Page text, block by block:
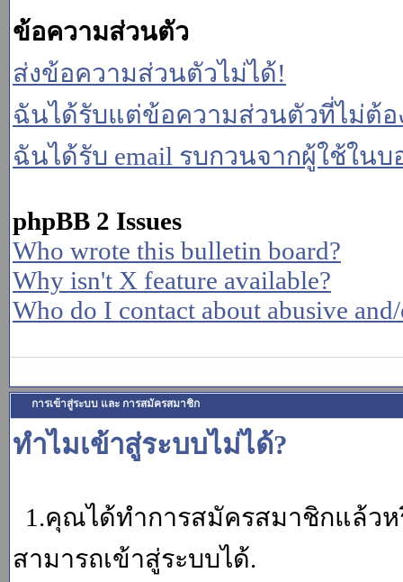
ข้อความส่วนตัว
ส่งข้อความส่วนตัวไม่ได้!
ฉันได้รับแต่ข้อความส่วนตัวที่ไม่ต้อ
ฉันได้รับ email รบกวนจากผู้ใช้ใน
phpBB 2 Issues
Who wrote this bulletin board?
Why isn't X feature available?
Who do I contact about abusive
การเข้าสู่ระบบ และ การสมัครสมาชิก
ทำไมเข้าสู่ระบบไม่ได้?
1.คุณได้ทำการสมัครสมาชิกแล้ว
สามารถเข้าสู่ระบบได้.